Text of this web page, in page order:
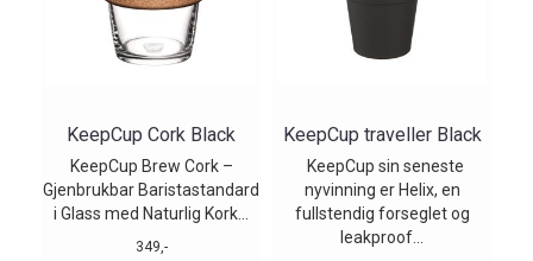
KeepCup Cork Black
KeepCup Brew Cork –
Gjenbrukbar Baristastandard
i Glass med Naturlig Kork...
349,-
KeepCup traveller Black
KeepCup sin seneste
nyvinning er Helix, en
fullstendig forseglet og
leakproof...